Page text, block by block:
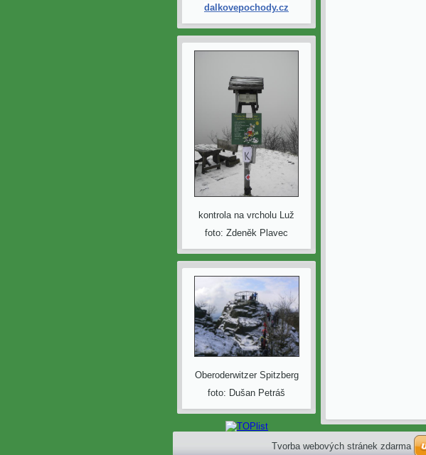
dalkovepochody.cz
kontrola na vrcholu Luž
foto: Zdeněk Plavec
Oberoderwitzer Spitzberg
foto: Dušan Petráš
Tvorba webových stránek zdarma